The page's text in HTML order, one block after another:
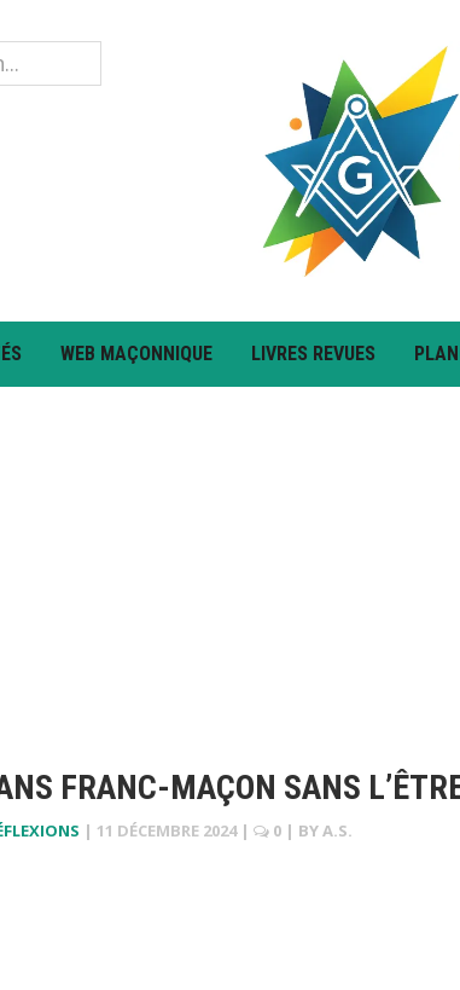
WEB MAÇONNIQUE LIVRES REVUES
FRANC-MAÇON SANS
| 11 DÉCEMBRE 2024 | 0 | BYA.S.